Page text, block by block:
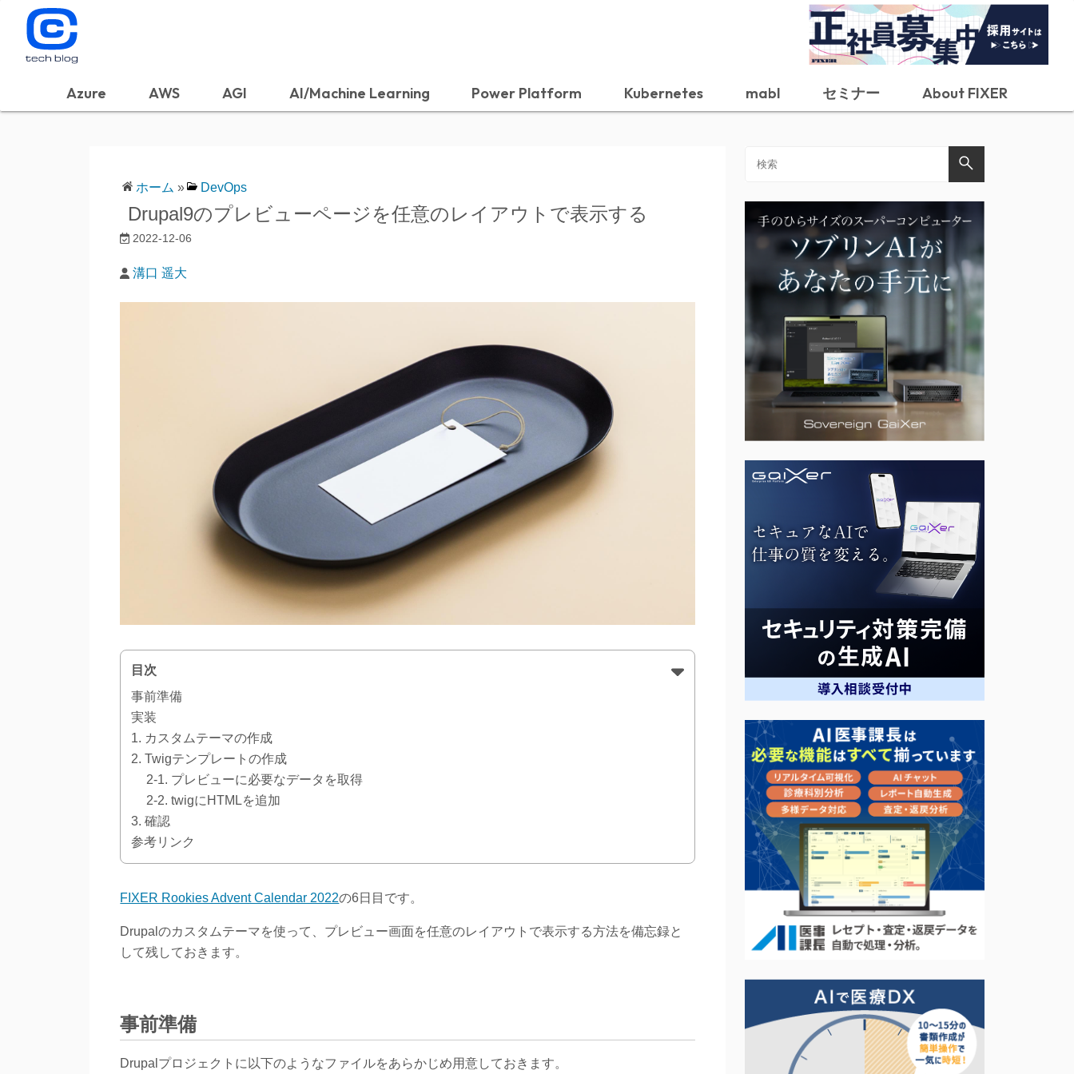
Azure AWS AGI AI/Machine Learning Power Platform Kubernetes mabl セミナー About FIXER
ホーム » DevOps
Drupal9のプレビューページを任意のレイアウトで表示する
2022-12-06
溝口 遥大
目次
事前準備
実装
1. カスタムテーマの作成
2. Twigテンプレートの作成
2-1. プレビューに必要なデータを取得
2-2. twigにHTMLを追加
3. 確認
参考リンク
FIXER Rookies Advent Calendar 2022の6日目です。
Drupalのカスタムテーマを使って、プレビュー画面を任意のレイアウトで表示する方法を備忘録と
して残しておきます。
事前準備
Drupalプロジェクトに以下のようなファイルをあらかじめ用意しておきます。